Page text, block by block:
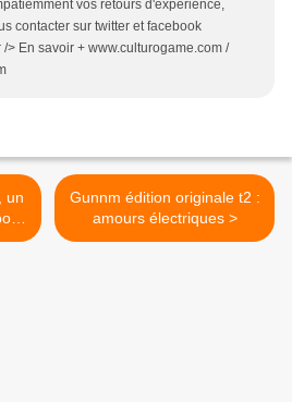
vos retours d'expérience,
contacter sur twitter et facebook
> En savoir + www.culturogame.com /
Gunnm édition originale t2 :
amours électriques >